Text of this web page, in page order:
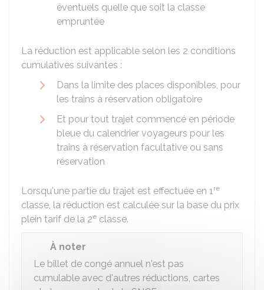
éventuels quelle que soit la classe
empruntée
La réduction est applicable selon les 2 conditions
cumulatives suivantes :
Dans la limite des places disponibles, pour
les trains à réservation obligatoire
Et pour tout trajet commencé en période
bleue du calendrier voyageurs pour les
trains à réservation facultative ou sans
réservation
Lorsqu'une partie du trajet est effectuée en 1re
classe, la réduction est calculée sur la base du prix
plein tarif de la 2e classe.
À noter
Le billet de congé annuel n'est pas
cumulable avec d'autres réductions, cartes